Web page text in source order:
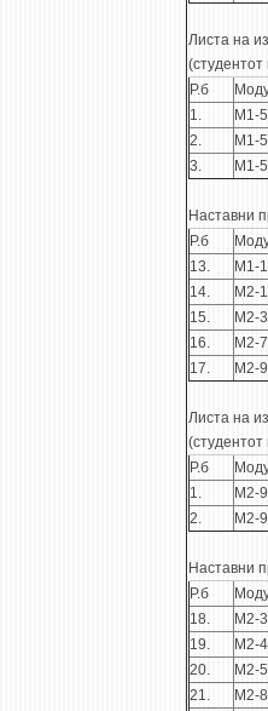
Листа на
Р.б
1.
М1-5
2.
М1-5
3.
М1-5
Наставни
Р.б
13.
М1-1
14.
М2-1
15.
М2-3
16.
М2-7
17.
М2-9
Листа на
Р.б
1.
М2-9
2.
М2-9
Наставни
Р.б
18.
М2-3
19.
М2-4
20.
М2-5
21.
М2-8